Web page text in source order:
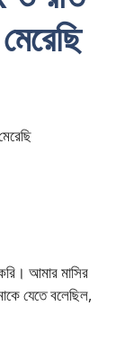
আমার মাসির
যেতে বলেছিল,